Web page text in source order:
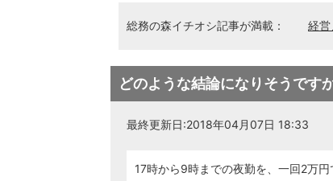
総務の森イチオシ記事が満載： 経営
どのような結論になりそうです
最終更新日:2018年04月07日 18:33
17時から9時までの夜勤を、一回2万円